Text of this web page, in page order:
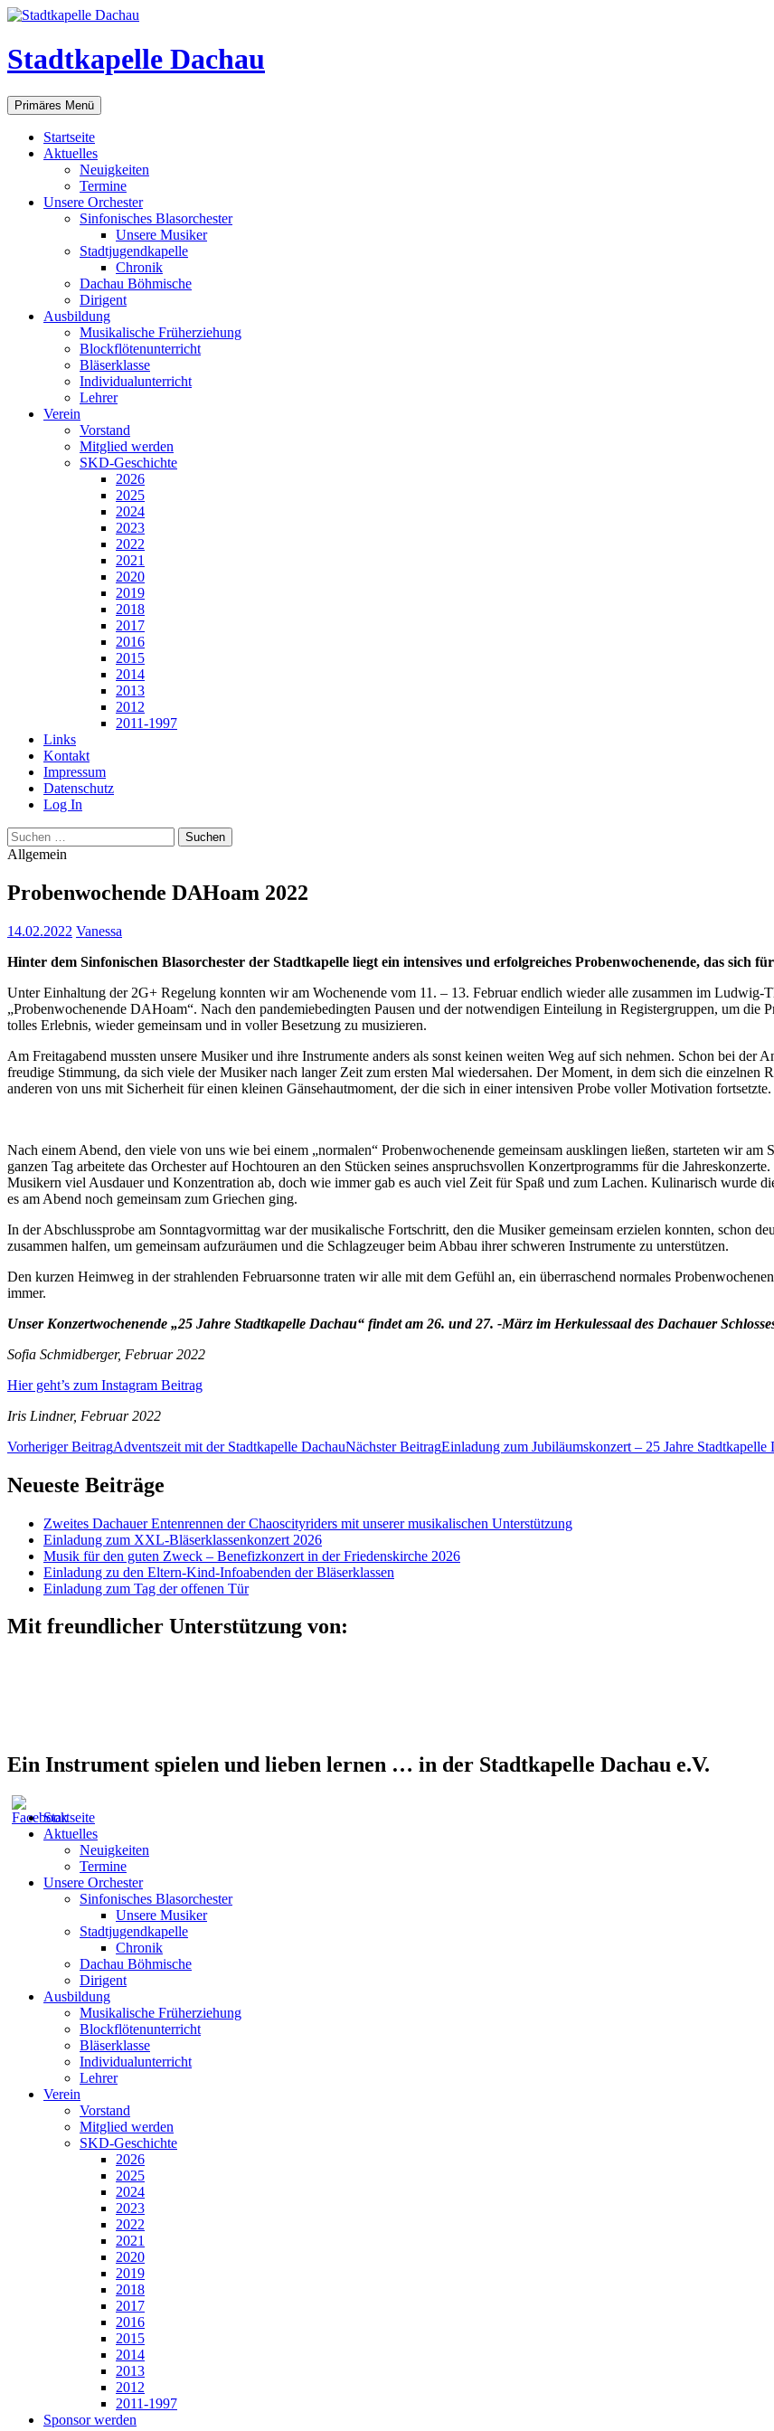
Zum
springen
Stadtkapelle Dachau
Suchen
Primäres Menü
Startseite
Aktuelles
Neuigkeiten
Termine
Unsere Orchester
Sinfonisches Blasorchester
Unsere Musiker
Stadtjugendkapelle
Chronik
Dachau Böhmische
Dirigent
Ausbildung
Musikalische Früherziehung
Blockflötenunterricht
Bläserklasse
Individual­unterricht
Lehrer
Verein
Vorstand
Mitglied werden
SKD-Geschichte
2026
2025
2024
2023
2022
2021
2020
2019
2018
2017
2016
2015
2014
2013
2012
2011-1997
Links
Kontakt
Impressum
Datenschutz
Log In
Suchen
nach:
Allgemein
Probenwochende DAHoam 2022
14.02.2022 Vanessa
Hinter dem Sinfonischen Blasorchester der Stadtkapelle liegt ein intensives und erfolgreiches Probenwochenende, das sich
Unter Einhaltung der 2G+ Regelung konnten wir am Wochenende vom 11. – 13. Februar endlich wieder alle zusammen im Ludwig-
„Probenwochenende DAHoam“. Nach den pandemiebedingten Pausen und der notwendigen Einteilung in Registergruppen, um die
tolles Erlebnis, wieder gemeinsam und in voller Besetzung zu musizieren.
Am Freitagabend mussten unsere Musiker und ihre Instrumente anders als sonst keinen weiten Weg auf sich nehmen. Schon bei der
freudige Stimmung, da sich viele der Musiker nach langer Zeit zum ersten Mal wiedersahen. Der Moment, in dem sich die
anderen von uns mit Sicherheit für einen kleinen Gänsehautmoment, der die sich in einer intensiven Probe voller Motivation fortsetzte.
Nach einem Abend, den viele von uns wie bei einem „normalen“ Probenwochenende gemeinsam ausklingen ließen, starteten wir am
ganzen Tag arbeitete das Orchester auf Hochtouren an den Stücken seines anspruchsvollen Konzertprogramms für die
Musikern viel Ausdauer und Konzentration ab, doch wie immer gab es auch viel Zeit für Spaß und zum Lachen. Kulinarisch wurde
es am Abend noch gemeinsam zum Griechen ging.
In der Abschlussprobe am Sonntagvormittag war der musikalische Fortschritt, den die Musiker gemeinsam erzielen konnten, schon
zusammen halfen, um gemeinsam aufzuräumen und die Schlagzeuger beim Abbau ihrer schweren Instrumente zu unterstützen.
Den kurzen Heimweg in der strahlenden Februarsonne traten wir alle mit dem Gefühl an, ein überraschend normales
immer.
Unser Konzertwochenende „25 Jahre Stadtkapelle Dachau“ findet am 26. und 27. -März im Herkulessaal des Dachauer
Sofia Schmidberger, Februar 2022
Hier geht’s zum Instagram Beitrag
Iris Lindner, Februar 2022
Beitragsnavigation
Vorheriger BeitragAdventszeit mit der Stadtkapelle DachauNächster BeitragEinladung zum Jubiläumskonzert – 25 Jahre Stadtkapelle
Neueste Beiträge
Zweites Dachauer Entenrennen der Chaoscityriders mit unserer musikalischen Unterstützung
Einladung zum XXL-Bläserklassenkonzert 2026
Musik für den guten Zweck – Benefizkonzert in der Friedenskirche 2026
Einladung zu den Eltern-Kind-Infoabenden der Bläserklassen
Einladung zum Tag der offenen Tür
Mit freundlicher Unterstützung von:
Ein Instrument spielen und lieben lernen … in der Stadtkapelle Dachau e.V.
Startseite
Aktuelles
Neuigkeiten
Termine
Unsere Orchester
Sinfonisches Blasorchester
Unsere Musiker
Stadtjugendkapelle
Chronik
Dachau Böhmische
Dirigent
Ausbildung
Musikalische Früherziehung
Blockflötenunterricht
Bläserklasse
Individual­unterricht
Lehrer
Verein
Vorstand
Mitglied werden
SKD-Geschichte
2026
2025
2024
2023
2022
2021
2020
2019
2018
2017
2016
2015
2014
2013
2012
2011-1997
Sponsor werden